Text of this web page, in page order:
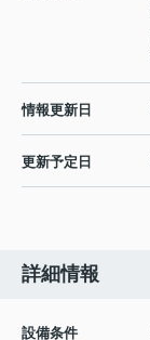
情報更新日
更新予定日
詳細情報
設備条件